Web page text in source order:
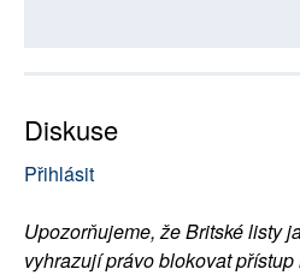
Diskuse
Přihlásit
Upozorňujeme, že Britské listy
vyhrazují právo blokovat